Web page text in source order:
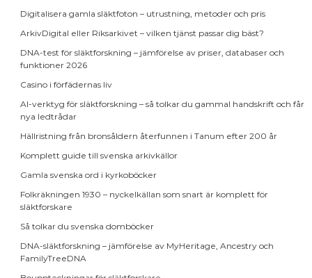
Digitalisera gamla släktfoton – utrustning, metoder och pris
ArkivDigital eller Riksarkivet – vilken tjänst passar dig bäst?
DNA-test för släktforskning – jämförelse av priser, databaser och
funktioner 2026
Casino i förfädernas liv
AI-verktyg för släktforskning – så tolkar du gammal handskrift och får
nya ledtrådar
Hällristning från bronsåldern återfunnen i Tanum efter 200 år
Komplett guide till svenska arkivkällor
Gamla svenska ord i kyrkoböcker
Folkräkningen 1930 – nyckelkällan som snart är komplett för
släktforskare
Så tolkar du svenska domböcker
DNA-släktforskning – jämförelse av MyHeritage, Ancestry och
FamilyTreeDNA